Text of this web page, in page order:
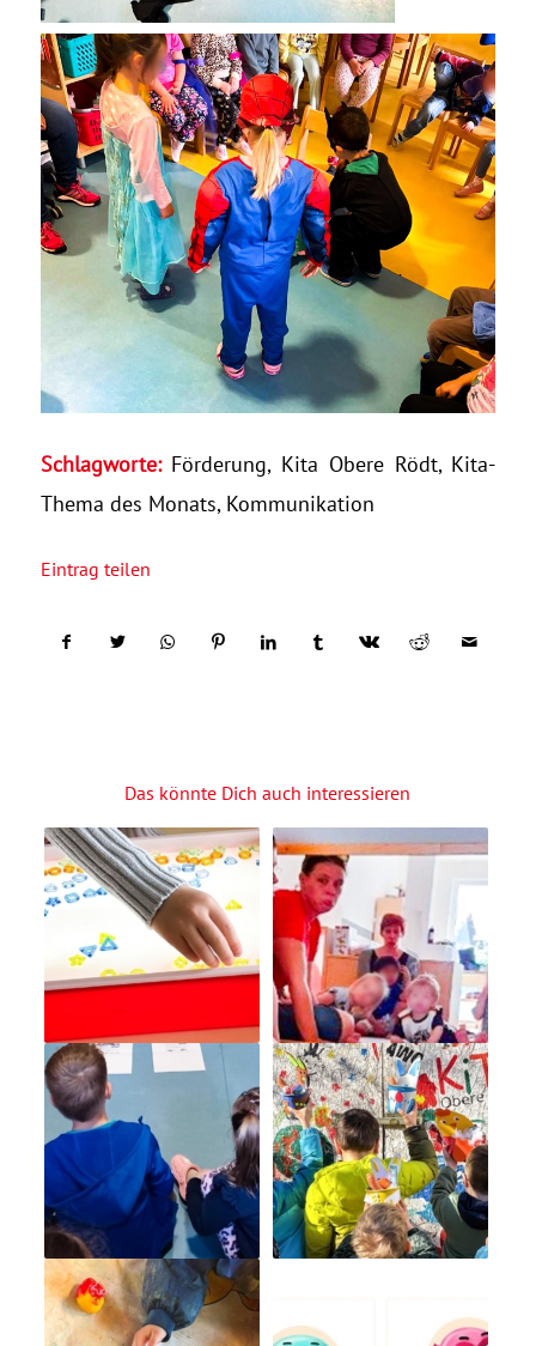
Schlagworte: Förderung, Kita Obere Rödt, Kita-
Thema des Monats, Kommunikation
Eintrag teilen
Das könnte Dich auch interessieren